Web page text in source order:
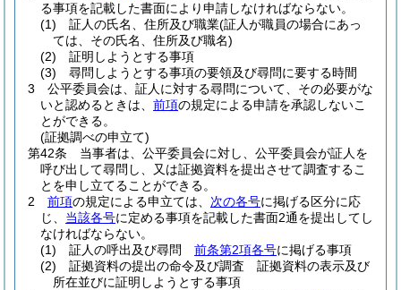
る事項を記載した書面により申請しなければならない。
(1)
証人の氏名、住所及び職業(証人が職員の場合にあっ
ては、その氏名、住所及び職名)
(2)
証明しようとする事項
(3)
尋問しようとする事項の要領及び尋問に要する時間
3
公平委員会は、証人に対する尋問について、その必要がな
いと認めるときは、 前項の規定による申請を承認しないこ
とができる。
(証拠調べの申立て)
第42条
当事者は、公平委員会に対し、公平委員会が証人を
呼び出して尋問し、又は証拠資料を提出させて調査するこ
とを申し立てることができる。
2
前項の規定による申立ては、 次の各号に掲げる区分に応
じ、 当該各号に定める事項を記載した書面2通を提出してし
なければならない。
(1)
証人の呼出及び尋問 前条第2項各号に掲げる事項
(2)
証拠資料の提出の命令及び調査 証拠資料の表示及び
所在並びに証明しようとする事項